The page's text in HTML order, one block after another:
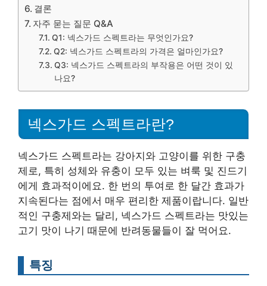
결론
자주 묻는 질문 Q&A
Q1: 넥스가드 스펙트라는 무엇인가요?
Q2: 넥스가드 스펙트라의 가격은 얼마인가요?
Q3: 넥스가드 스펙트라의 부작용은 어떤 것이 있
나요?
넥스가드 스펙트라란?
넥스가드 스펙트라는 강아지와 고양이를 위한 구충
제로, 특히 성체와 유충이 모두 있는 벼룩 및 진드기
에게 효과적이에요. 한 번의 투여로 한 달간 효과가
지속된다는 점에서 매우 편리한 제품이랍니다. 일반
적인 구충제와는 달리, 넥스가드 스펙트라는 맛있는
고기 맛이 나기 때문에 반려동물들이 잘 먹어요.
특징